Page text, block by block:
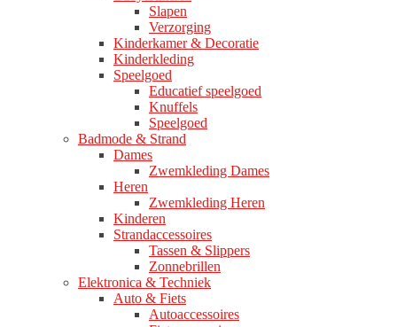
Slapen
Verzorging
Kinderkamer & Decoratie
Kinderkleding
Speelgoed
Educatief speelgoed
Knuffels
Speelgoed
Badmode & Strand
Dames
Zwemkleding Dames
Heren
Zwemkleding Heren
Kinderen
Strandaccessoires
Tassen & Slippers
Zonnebrillen
Elektronica & Techniek
Auto & Fiets
Autoaccessoires